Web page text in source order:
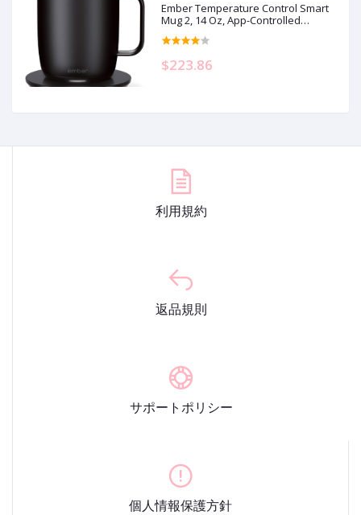
Ember Temperature Control Smart
Mug 2, 14 Oz, App-Controlled
Heated Coffee Mug with 80 Min
Battery Life and Improved Design,
$223.86
利用規約
返品規則
サポートポリシー
個人情報保護方針